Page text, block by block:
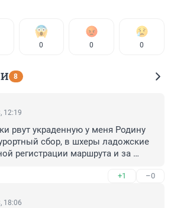
0 0 0
8
12:19
рвут украденную у меня Родину
сбор, в шхеры ладожские
регистрации маршрута и за
сборы, как в разных странах.
на ещё большую слежку,
Финского залива на пляже
+1 –0
18:06